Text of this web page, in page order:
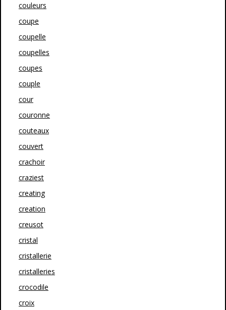
couleurs
coupe
coupelle
coupelles
coupes
couple
cour
couronne
couteaux
couvert
crachoir
craziest
creating
creation
creusot
cristal
cristallerie
cristalleries
crocodile
croix